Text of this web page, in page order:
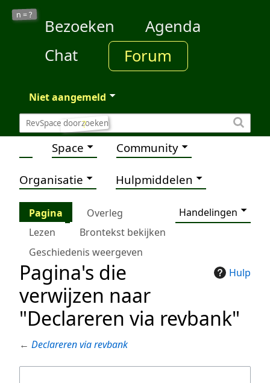
?
n =?
Bezoeken
Agenda
Chat
Forum
Niet aangemeld
Space Community
Organisatie Hulpmiddelen
Pagina Overleg
Handelingen
Lezen
Brontekst bekijken
Geschiedenis weergeven
Hulp
Pagina's die
verwijzen naar
"Declareren via revbank"
← Declareren via revbank